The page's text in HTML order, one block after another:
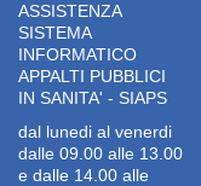
ASSISTENZA
SISTEMA
INFORMATICO
APPALTI PUBBLICI
IN SANITA' - SIAPS
dal lunedi al venerdi
dalle 09.00 alle 13.00
e dalle 14.00 alle